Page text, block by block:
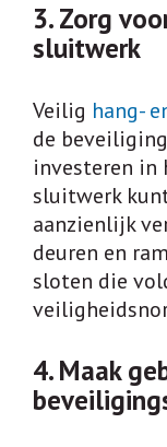
3. Zorg
sluitwerk
Veilig hang-
de
investeren in
sluitwerk
aanzienlijk
deuren en
sloten die
4. Maak